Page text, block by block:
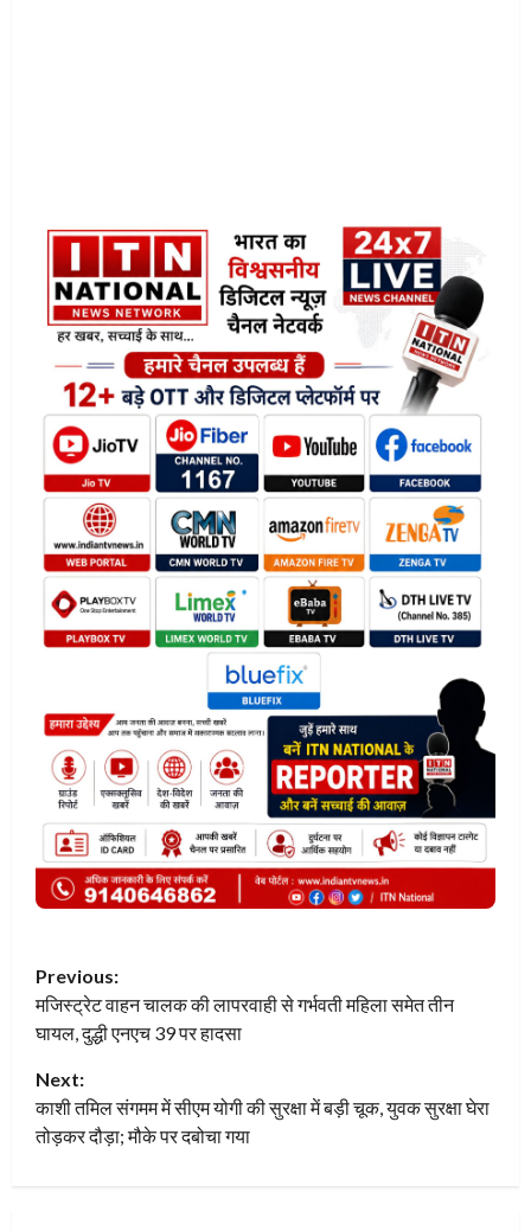
P
o
s
t
Previous:
मजिस्ट्रेट वाहन चालक की लापरवाही से गर्भवती महिला समेत तीन
घायल, दुद्धी एनएच 39 पर हादसा
Next:
काशी तमिल संगमम में सीएम योगी की सुरक्षा में बड़ी चूक, युवक सुरक्षा घेरा
तोड़कर दौड़ा; मौके पर दबोचा गया